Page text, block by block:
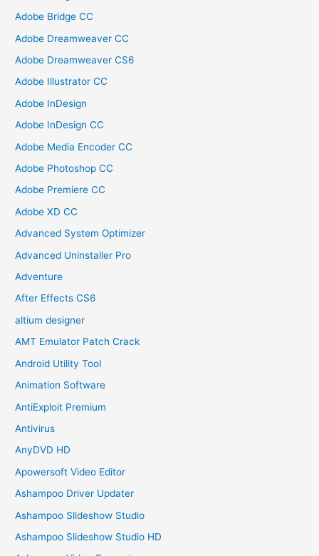
Adobe Bridge CC
Adobe Dreamweaver CC
Adobe Dreamweaver CS6
Adobe Illustrator CC
Adobe InDesign
Adobe InDesign CC
Adobe Media Encoder CC
Adobe Photoshop CC
Adobe Premiere CC
Adobe XD CC
Advanced System Optimizer
Advanced Uninstaller Pro
Adventure
After Effects CS6
altium designer
AMT Emulator Patch Crack
Android Utility Tool
Animation Software
AntiExploit Premium
Antivirus
AnyDVD HD
Apowersoft Video Editor
Ashampoo Driver Updater
Ashampoo Slideshow Studio
Ashampoo Slideshow Studio HD